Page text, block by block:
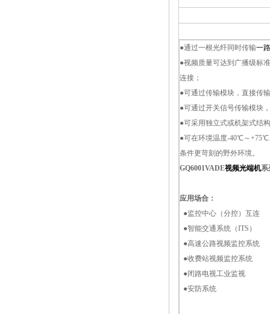
●通过一根光纤同时传输一
●视频质量可达到广播级标
连接；
●可通过传输模块，直接传
●可通过开关信号传输模块
●可采用独立式或机架式结
●可在环境温度-40℃～+75℃
条件更苛刻的野外环境。
GQ6001VADE视频光端机系
应用场合：
●监控中心（分控）互连
●智能交通系统（ITS）
●高速公路视频监控系统
●收费站视频监控系统
●闭路电视工业监视
●安防系统